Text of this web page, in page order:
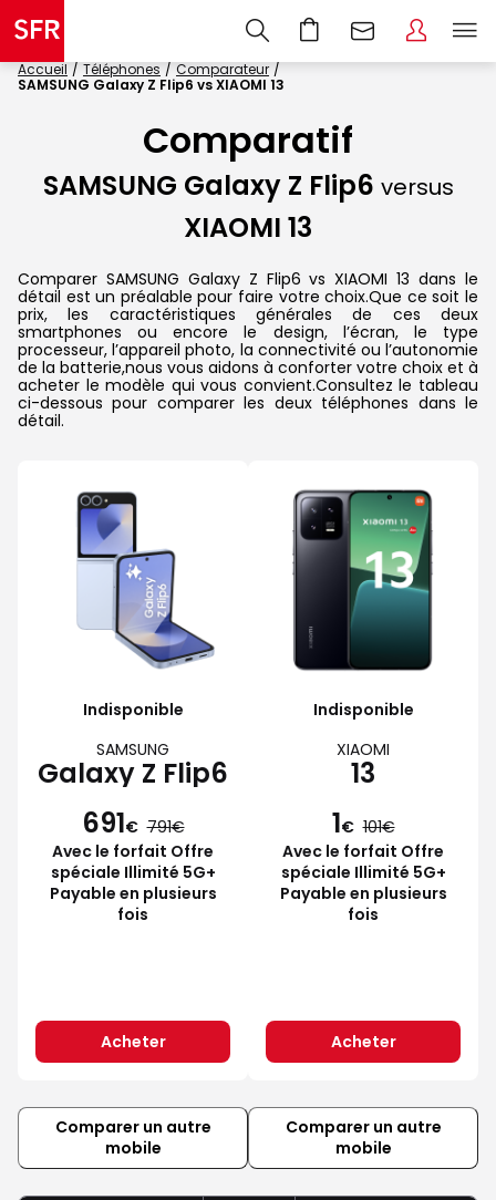
Accueil Téléphones
Comparateur
SAMSUNG Galaxy Z Flip6 vs XIAOMI 13
Comparatif
SAMSUNG Galaxy Z Flip6 versus
XIAOMI 13
Comparer SAMSUNG Galaxy Z Flip6 vs XIAOMI 13 dans le
détail est un préalable pour faire votre choix.Que ce soit le
prix, les caractéristiques générales de ces deux
smartphones ou encore le design, l’écran, le type
processeur, l’appareil photo, la connectivité ou l’autonomie
de la batterie,nous vous aidons à conforter votre choix et à
acheter le modèle qui vous convient.Consultez le tableau
ci-dessous pour comparer les deux téléphones dans le
détail.
Indisponible
SAMSUNG
Galaxy Z Flip6
691€ 791
Avec le forfait Offre
spéciale Illimité 5G+
Payable en plusieurs
fois
Acheter
Indisponible
XIAOMI
13
1€ 101
Avec le forfait Offre
spéciale Illimité 5G+
Payable en plusieurs
fois
Acheter
Comparer un autre
mobile
Comparer un autre
mobile